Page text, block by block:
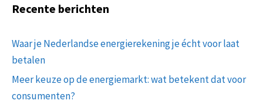
Recente berichten
Waar je Nederlandse energierekening je écht voor laat
betalen
Meer keuze op de energiemarkt: wat betekent dat voor
consumenten?